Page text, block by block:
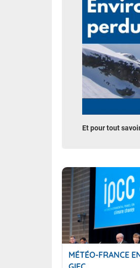
Et pour tout
MÉTÉO-FRANCE